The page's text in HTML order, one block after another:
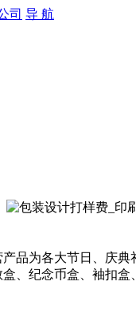
导 航
品为各大节日、庆
、纪念币盒、袖扣